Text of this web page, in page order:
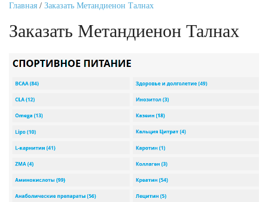
Главная / Заказать Метандиенон Талнах
Заказать Метандиенон Талнах